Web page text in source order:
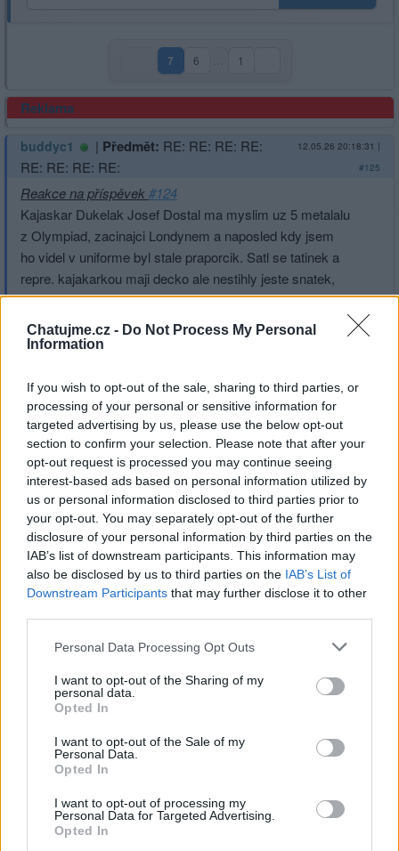
Chatujme.cz - Do Not Process My Personal
Information
If you wish to opt-out of the sale, sharing to third parties, or
processing of your personal or sensitive information for
targeted advertising by us, please use the below opt-out
section to confirm your selection. Please note that after your
opt-out request is processed you may continue seeing
interest-based ads based on personal information utilized by
us or personal information disclosed to third parties prior to
your opt-out. You may separately opt-out of the further
disclosure of your personal information by third parties on the
IAB’s list of downstream participants. This information may
also be disclosed by us to third parties on the IAB’s List of
Downstream Participants that may further disclose it to other
Personal Data Processing Opt Outs
I want to opt-out of the Sharing of my
personal data.
Opted In
I want to opt-out of the Sale of my
Personal Data.
Opted In
I want to opt-out of processing my
Personal Data for Targeted Advertising.
Opted In
7(aktuální strana)
6 1
Reklama
buddyc1 | Předmět: RE: RE: RE: RE:
RE: RE: RE: RE:
12.05.26 20:18:31 |
#125
Reakce na příspěvek#124
Kajaskar Dukelak Josef Dostal ma myslim uz 5 metalalu
z Olympiad, zacinajci Londynem a naposled kdy jsem
ho videl v uniforme byl stale praporcik. Satl se tatinek a
repre. kajakarkou maji decko ale nestihly jeste snatek,
Natoz skoly.
Ne jako netkteri Dukelaci co si skoly delaji..
Přihlásit se a odpovědět
Smazaný|Předmět:RE: RE: RE: RE: RE:
RE: RE:
12.05.26 10:39:00
#124
Reakce na příspěvek#104
Kdo nemá VŠ, dosáhne maximálně na nadpraporčíka.
Kdo VŠ má, získá po škole podporučíka. Ta škola je
právě že zásadní pro získání hodnosti. U policajtů to
samý.
Přihlásit se a odpovědět
Reklama
buddyc1 |Předmět:
Reakce na příspěvek#121
Seged .Kanoe dvojic bratri Fuksovi ve finale slusny 6